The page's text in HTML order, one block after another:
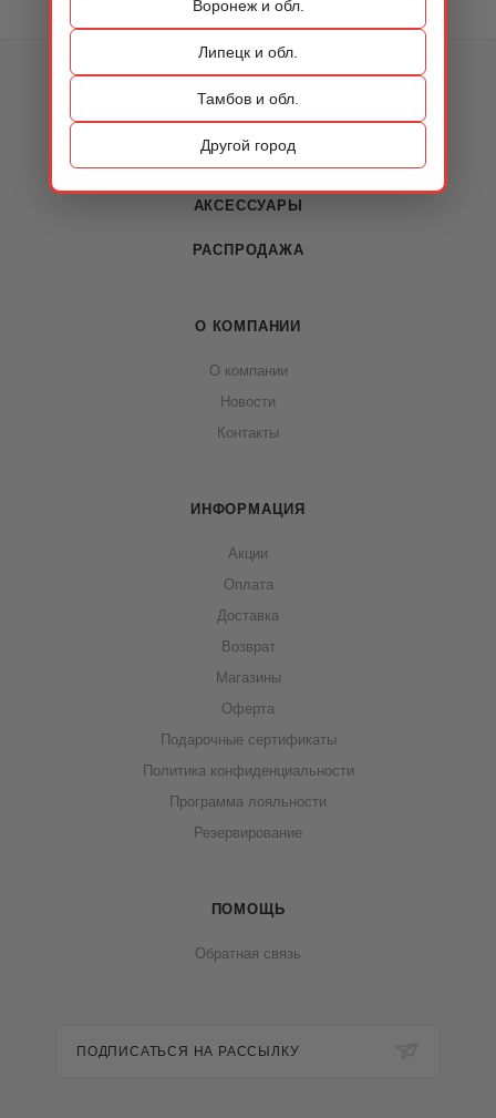
Воронеж и обл.
Липецк и обл.
Тамбов и обл.
Другой город
КАТАЛОГ
ОБУВЬ
АКСЕССУАРЫ
РАСПРОДАЖА
О КОМПАНИИ
О компании
Новости
Контакты
ИНФОРМАЦИЯ
Акции
Оплата
Доставка
Возврат
Магазины
Оферта
Подарочные сертификаты
Политика конфиденциальности
Программа лояльности
Резервирование
ПОМОЩЬ
Обратная связь
ПОДПИСАТЬСЯ НА РАССЫЛКУ